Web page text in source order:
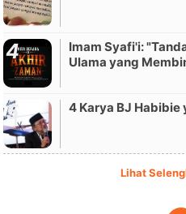
Imam Syafi'i:
Ulama yang
4 Karya BJ Habibie
Lihat